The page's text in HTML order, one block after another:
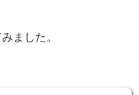
ました。